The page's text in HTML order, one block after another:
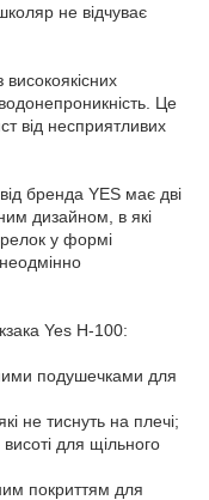
не відчуває
високоякісних
Це
від несприятливих
бренда YES має дві
дизайном, в які
у формі
Yes H-100:
подушечками для
не тиснуть на плечі;
для щільного
покриттям для